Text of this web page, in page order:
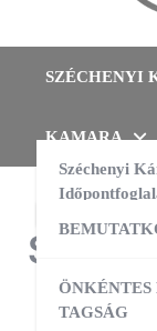
Tolna
SZÉCHENYI
Széchenyi
KAMARA
TAGSÁG